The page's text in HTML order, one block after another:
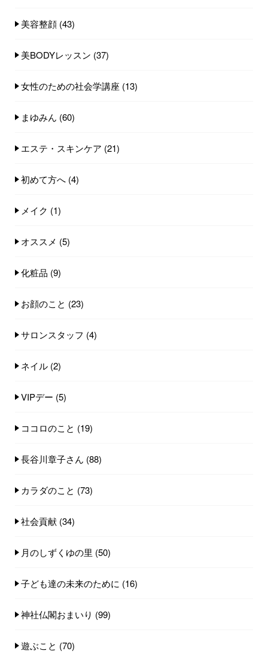
美容整顔 (43)
美BODYレッスン (37)
女性のための社会学講座 (13)
まゆみん (60)
エステ・スキンケア (21)
初めて方へ (4)
メイク (1)
オススメ (5)
化粧品 (9)
お顔のこと (23)
サロンスタッフ (4)
ネイル (2)
VIPデー (5)
ココロのこと (19)
長谷川章子さん (88)
カラダのこと (73)
社会貢献 (34)
月のしずくゆの里 (50)
子ども達の未来のために (16)
神社仏閣おまいり (99)
遊ぶこと (70)